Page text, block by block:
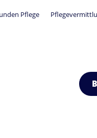
Pflege